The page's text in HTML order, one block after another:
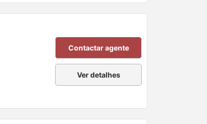
Contactar agente
Ver detalhes